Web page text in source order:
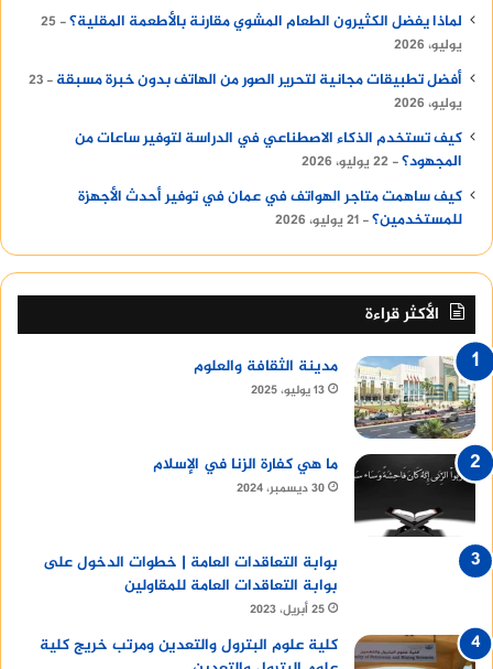
لماذا يفضل الكثيرون الطعام المشوي مقارنة بالأطعمة المقلية؟
25
يوليو، 2026
أفضل تطبيقات مجانية لتحرير الصور من الهاتف بدون خبرة مسبقة
23
يوليو، 2026
كيف تستخدم الذكاء الاصطناعي في الدراسة لتوفير ساعات من
المجهود؟ 22 يوليو، 2026
كيف ساهمت متاجر الهواتف في عمان في توفير أحدث الأجهزة
للمستخدمين؟ 21 يوليو، 2026
الأكثر قراءة
مدينة الثقافة والعلوم
13 يوليو، 2025
ما هي كفارة الزنا في الإسلام
30 ديسمبر، 2024
بوابة التعاقدات العامة | خطوات الدخول على
بوابة التعاقدات العامة للمقاولين
25 أبريل، 2023
كلية علوم البترول والتعدين ومرتب خريج كلية